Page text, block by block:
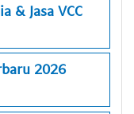
& Jasa VCC
2026